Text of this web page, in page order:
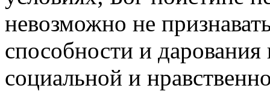
невозможно не
способности и дарования
социальной и